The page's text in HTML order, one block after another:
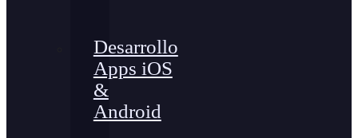
Desarrollo
Apps iOS
&
Android